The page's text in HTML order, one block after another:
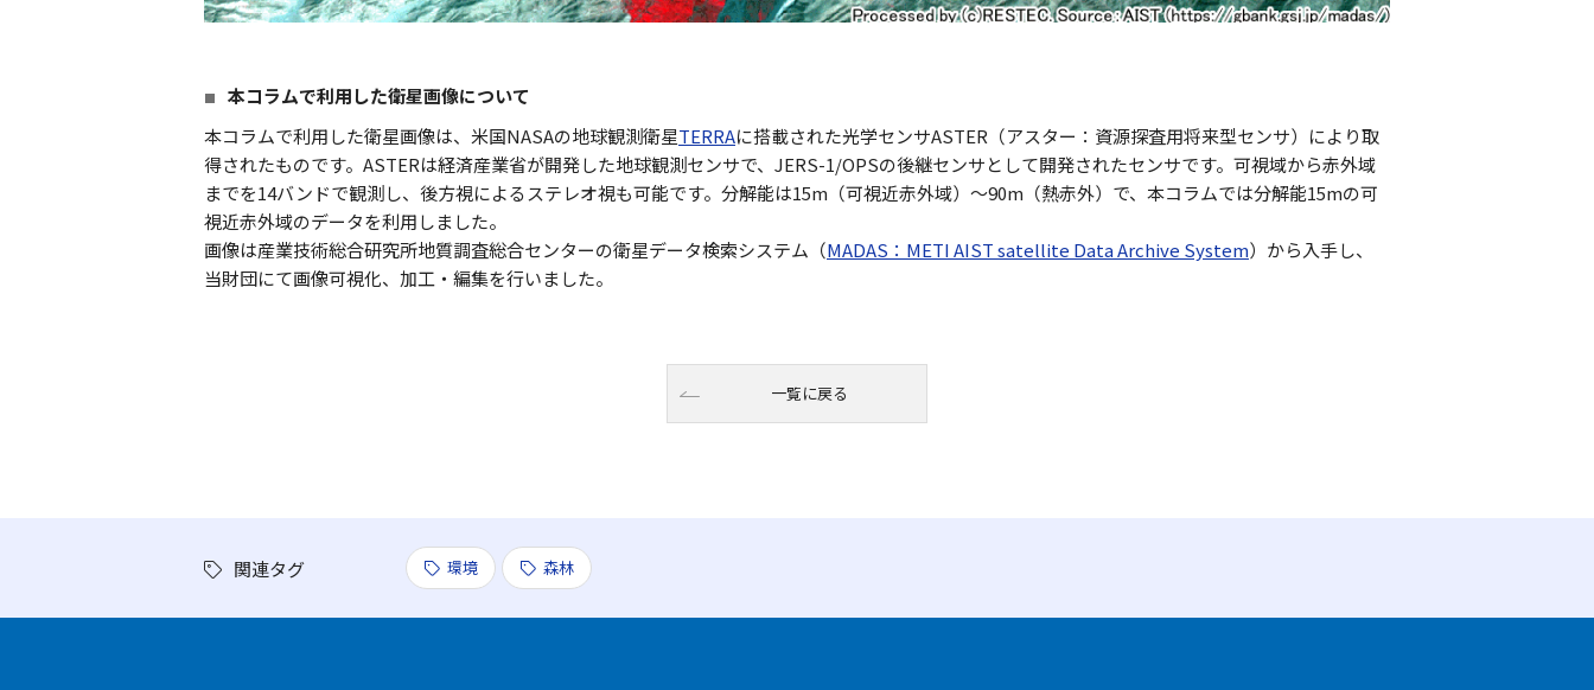
本コラムで利用した衛星画像について
本コラムで利用した衛星画像は、米国NASAの地球観測衛星TERRAに搭載された光学センサASTER（アスター：資源探査用将来型センサ）により取
得されたものです。ASTERは経済産業省が開発した地球観測センサで、JERS-1/OPSの後継センサとして開発されたセンサです。可視域から赤外域
までを14バンドで観測し、後方視によるステレオ視も可能です。分解能は15m（可視近赤外域）～90m（熱赤外）で、本コラムでは分解能15mの可
視近赤外域のデータを利用しました。
画像は産業技術総合研究所地質調査総合センターの衛星データ検索システム（MADAS：METI AIST satellite Data Archive System）から入手し、
当財団にて画像可視化、加工・編集を行いました。
一覧に戻る
関連タグ 環境 森林